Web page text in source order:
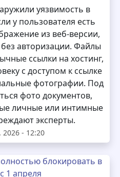
уязвимость в
у пользователя есть
из веб-версии,
авторизации. Файлы
ссылки на хостинг,
с доступом к ссылке
фотографии. Под
фото документов,
личные или интимные
эксперты.
- 12:20